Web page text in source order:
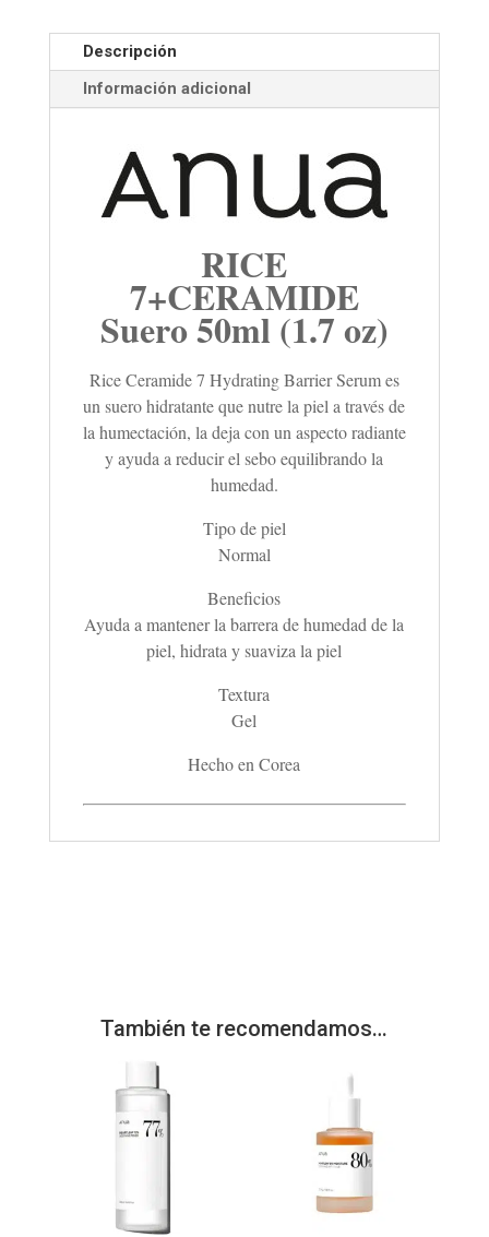
Descripción
Información adicional
RICE
7+CERAMIDE
Suero 50ml (1.7 oz)
Rice Ceramide 7 Hydrating Barrier Serum es
un suero hidratante que nutre la piel a través de
la humectación, la deja con un aspecto radiante
y ayuda a reducir el sebo equilibrando la
humedad.
Tipo de piel
Normal
Beneficios
Ayuda a mantener la barrera de humedad de la
piel, hidrata y suaviza la piel
Textura
Gel
Hecho en Corea
También te recomendamos…